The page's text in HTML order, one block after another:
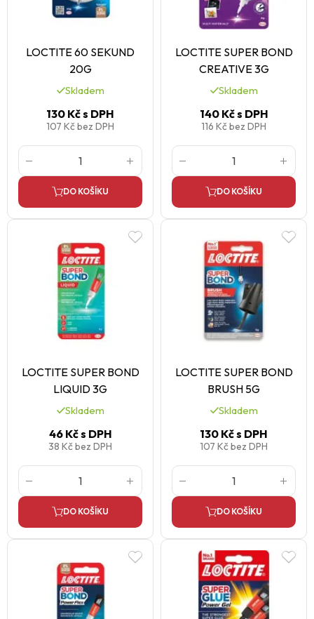
LOCTITE 60 SEKUND
20G
Skladem
130 Kčs DPH
107 Kčbez DPH
DO KOŠÍKU
LOCTITE SUPER BOND
CREATIVE 3G
Skladem
140 Kčs DPH
116 Kčbez DPH
DO KOŠÍKU
LOCTITE SUPER BOND
LIQUID 3G
Skladem
46 Kčs DPH
38 Kčbez DPH
DO KOŠÍKU
LOCTITE SUPER BOND
BRUSH 5G
Skladem
130 Kčs DPH
107 Kčbez DPH
DO KOŠÍKU